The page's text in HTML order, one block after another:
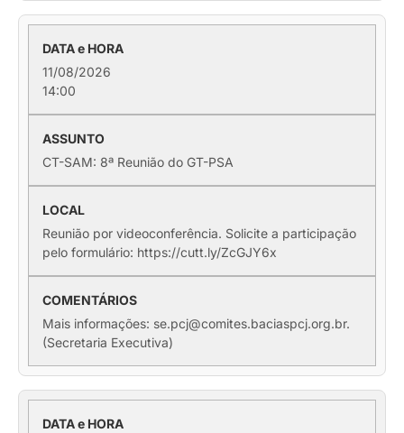
11/08/2026
14:00
CT-SAM: 8ª Reunião do GT-PSA
Reunião por videoconferência. Solicite a participação
pelo formulário: https://cutt.ly/ZcGJY6x
Mais informações: se.pcj@comites.baciaspcj.org.br.
(Secretaria Executiva)